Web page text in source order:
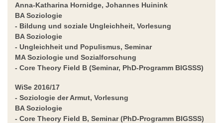
Anna-Katharina Hornidge, Johannes Huinink
BA Soziologie
- Bildung und soziale Ungleichheit, Vorlesung
BA Soziologie
- Ungleichheit und Populismus, Seminar
MA Soziologie und Sozialforschung
- Core Theory Field B (Seminar, PhD-Programm BIGSSS)
WiSe 2016/17
- Soziologie der Armut, Vorlesung
BA Soziologie
- Core Theory Field B, Seminar (PhD-Programm BIGSSS)